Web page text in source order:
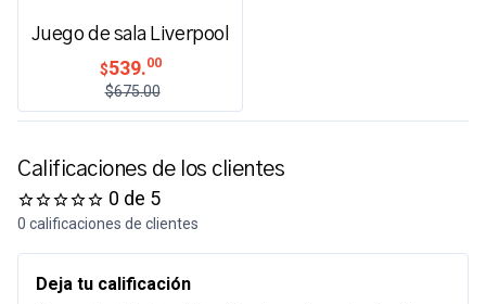
Juego de sala Liverpool
$539.00
$675.00
Calificaciones de los clientes
0 de 5
0 calificaciones de clientes
Deja tu calificación